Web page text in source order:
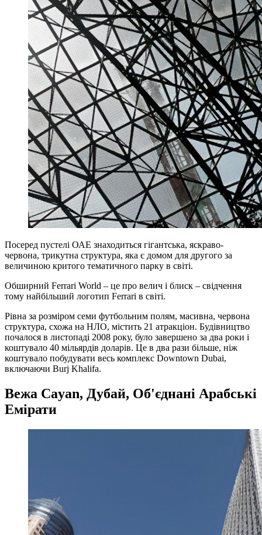
Посеред пустелі ОАЕ знаходиться гігантська, яскраво-
червона, трикутна структура, яка є домом для другого за
величиною критого тематичного парку в світі.
Обширний Ferrari World – це про велич і блиск – свідчення
тому найбільший логотип Ferrari в світі.
Рівна за розміром семи футбольним полям, масивна, червона
структура, схожа на НЛО, містить 21 атракціон. Будівництво
почалося в листопаді 2008 року, було завершено за два роки і
коштувало 40 мільярдів доларів. Це в два рази більше, ніж
коштувало побудувати весь комплекс Downtown Dubai,
включаючи Burj Khalifa.
Вежа Cayan, Дубай, Об'єднані Арабські
Емірати